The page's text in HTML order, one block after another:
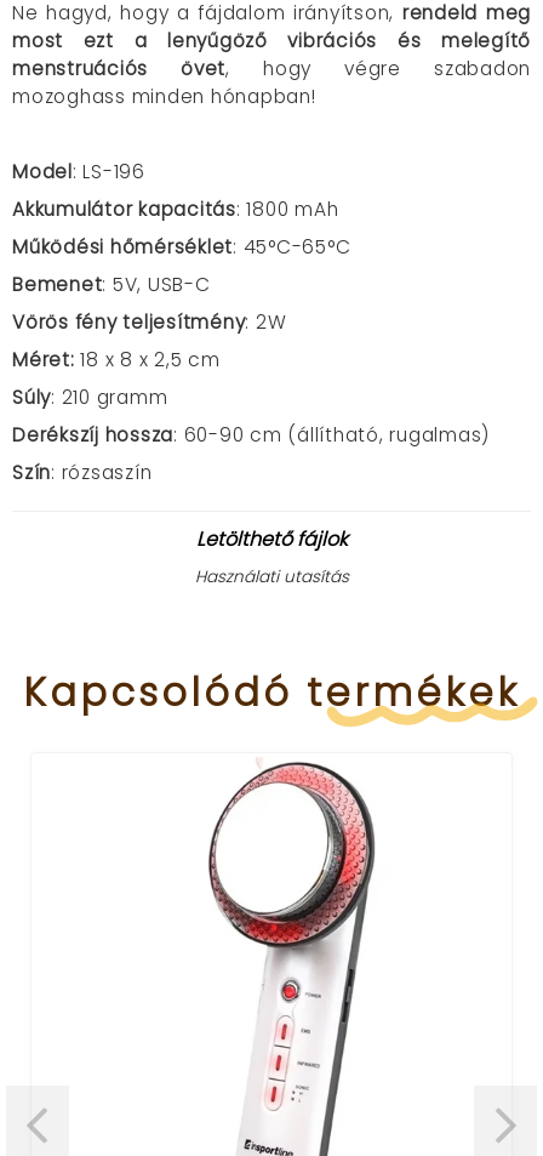
Ne hagyd, hogy a fájdalom irányítson, rendeld meg
most ezt a lenyűgöző vibrációs és melegítő
menstruációs övet, hogy végre szabadon
mozoghass minden hónapban!
Model: LS-196
Akkumulátor kapacitás: 1800 mAh
Működési hőmérséklet: 45°C-65°C
Bemenet: 5V, USB-C
Vörös fény teljesítmény: 2W
Méret: 18 x 8 x 2,5 cm
Súly: 210 gramm
Derékszíj hossza: 60-90 cm (állítható, rugalmas)
Szín: rózsaszín
Letölthető fájlok
Használati utasítás
Kapcsolódó termékek